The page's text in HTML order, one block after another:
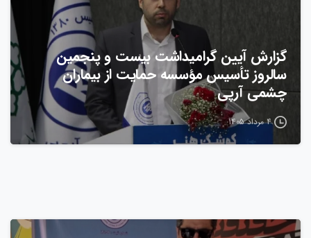
گزارش آیین گرامیداشت بیست‌ و پنجمین
سالروز تأسیس مؤسسه حمایت از بیماران
چشمی آرپی
۴ مرداد ۱۴۰۵